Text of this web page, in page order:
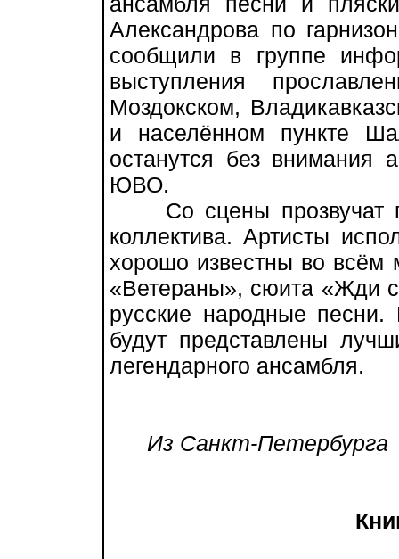
Александрова по
сообщили в группе
выступления
Моздокском,
и населённом пункте
останутся без внимания
ЮВО.
Со сцены прозвучат
коллектива. Артисты
хорошо известны во всём
«Ветераны», сюита «Жди
русские народные песни.
будут представлены
легендарного ансамбля.
Из Санкт-Петербурга